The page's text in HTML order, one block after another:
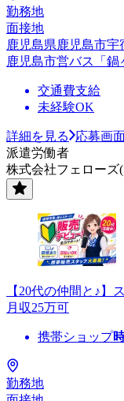
勤務地
面接地
鹿児島県鹿児島市宇
鹿児島市営バス「
交通費支給
未経験OK
詳細を見る
応募画
派遣労働者
株式会社フェローズ
【20代の仲間と♪
月収25万可
携帯ショップ
勤務地